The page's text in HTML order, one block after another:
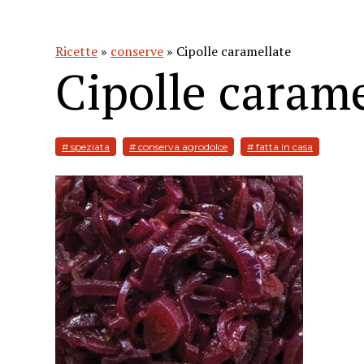
Ricette » conserve » Cipolle caramellate
Cipolle
# speziata # conserva agrodolce # fatta in casa